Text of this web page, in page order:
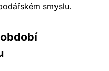
smyslu.